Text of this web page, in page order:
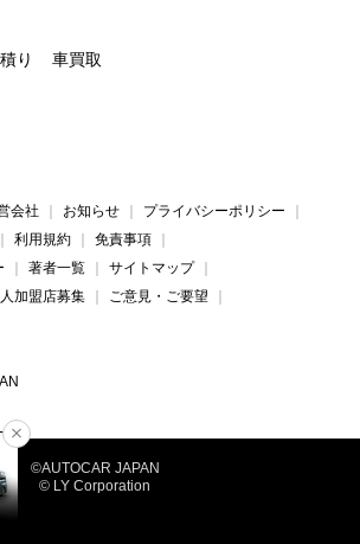
り 車買取
会社 お知らせ
プライバシーポリシー
利用規約
免責事項
著者一覧
サイトマップ
加盟店募集
ご意見・ご要望
©AUTOCAR JAPAN
© LY Corporation